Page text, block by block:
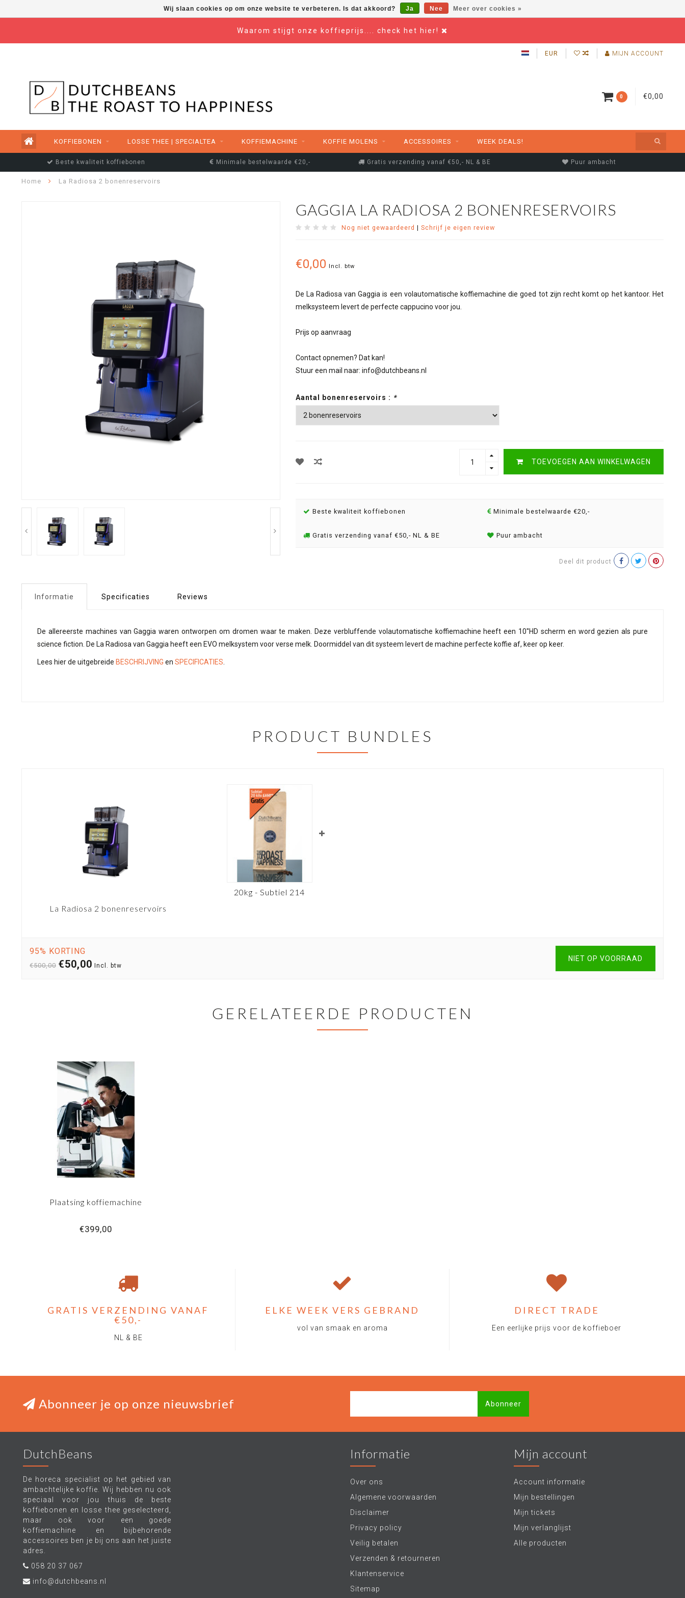
Waarom stijgt onze koffieprijs.... check het hier!
EUR MIJN ACCOUNT
0 €0,00
KOFFIEBONEN LOSSE THEE | SPECIALTEA KOFFIEMACHINE KOFFIE MOLENS ACCESSOIRES WEEK DEALS!
Beste kwaliteit koffiebonen Minimale bestelwaarde €20,- Gratis verzending vanaf €50,- NL & BE Puur ambacht
Home La Radiosa 2 bonenreservoirs
GAGGIA LA RADIOSA 2 BONENRESERVOIRS
Nog niet gewaardeerd | Schrijf je eigen review
€0,00 Incl. btw
De La Radiosa van Gaggia is een volautomatische koffiemachine die goed tot zijn recht komt op het kantoor. Het
melksysteem levert de perfecte cappucino voor jou.
Prijs op aanvraag
Contact opnemen? Dat kan!
Stuur een mail naar: info@dutchbeans.nl
Aantal bonenreservoirs : *
TOEVOEGEN AAN WINKELWAGEN
Beste kwaliteit koffiebonen Minimale bestelwaarde €20,-
Gratis verzending vanaf €50,- NL & BE Puur ambacht
Deel dit product
Informatie Specificaties Reviews
De allereerste machines van Gaggia waren ontworpen om dromen waar te maken. Deze verbluffende volautomatische koffiemachine heeft een 10''HD scherm en word gezien als pure
science fiction. De La Radiosa van Gaggia heeft een EVO melksystem voor verse melk. Doormiddel van dit systeem levert de machine perfecte koffie af, keer op keer.
Lees hier de uitgebreide BESCHRIJVING en SPECIFICATIES
PRODUCT BUNDLES
La Radiosa 2 bonenreservoirs
20kg - Subtiel 214
95% KORTING
€500,00 €50,00 Incl. btw
NIET OP VOORRAAD
GERELATEERDE PRODUCTEN
Plaatsing koffiemachine
€399,00
Wij slaan cookies op om onze website te verbeteren. Is dat akkoord? Ja Nee Meer over cookies »
GRATIS VERZENDING VANAF
€50,-
NL & BE
ELKE WEEK VERS GEBRAND
vol van smaak en aroma
DIRECT TRADE
Een eerlijke prijs voor de koffieboer
Abonneer je op onze nieuwsbrief Abonneer
DutchBeans
De horeca specialist op het gebied van
ambachtelijke koffie. Wij hebben nu ook
speciaal voor jou thuis de beste
koffiebonen en losse thee geselecteerd,
maar ook voor een goede
koffiemachine en bijbehorende
accessoires ben je bij ons aan het juiste
adres.
058 20 37 067
info@dutchbeans.nl
Informatie
Over ons
Algemene voorwaarden
Disclaimer
Privacy policy
Veilig betalen
Verzenden & retourneren
Klantenservice
Sitemap
Mijn account
Account informatie
Mijn bestellingen
Mijn tickets
Mijn verlanglijst
Alle producten